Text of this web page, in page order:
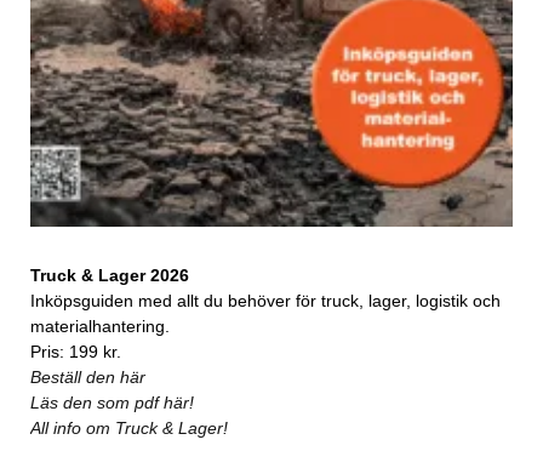
Truck & Lager 2026
Inköpsguiden med allt du behöver för truck, lager, logistik och
materialhantering.
Pris: 199 kr.
Beställ den här
Läs den som pdf här!
All info om Truck & Lager!